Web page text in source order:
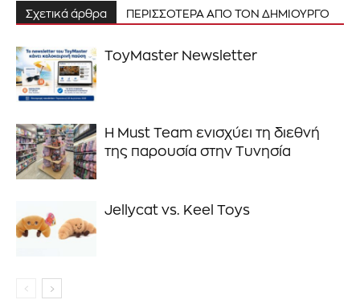
Διάβασα και αποδέχομαι την Πολιτική Απορρήτου
Σχετικά άρθρα ΠΕΡΙΣΣΟΤΕΡΑ ΑΠΟ ΤΟΝ ΔΗΜΙΟΥΡΓΟ
ToyMaster Newsletter
Η Must Team ενισχύει τη διεθνή
της παρουσία στην Τυνησία
Jellycat vs. Keel Toys